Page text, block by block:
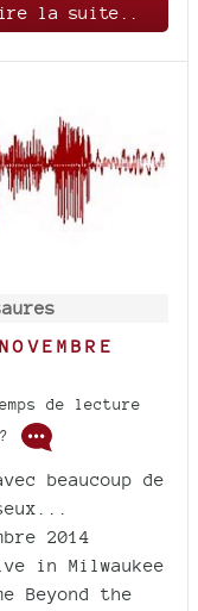
la suite..
de lecture
beaucoup de
2014
in Milwaukee
Beyond the